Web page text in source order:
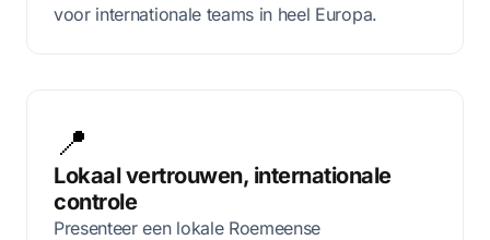
voor internationale teams in heel Europa.
📍
Lokaal vertrouwen, internationale
controle
Presenteer een lokale Roemeense